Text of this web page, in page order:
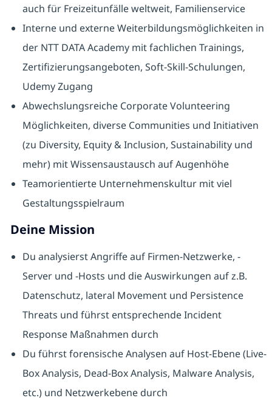
auch für Freizeitunfälle weltweit, Familienservice
Interne und externe Weiterbildungsmöglichkeiten in
der NTT DATA Academy mit fachlichen Trainings,
Zertifizierungsangeboten, Soft-Skill-Schulungen,
Udemy Zugang
Abwechslungsreiche Corporate Volunteering
Möglichkeiten, diverse Communities und Initiativen
(zu Diversity, Equity & Inclusion, Sustainability und
mehr) mit Wissensaustausch auf Augenhöhe
Teamorientierte Unternehmenskultur mit viel
Gestaltungsspielraum
Deine Mission
Du analysierst Angriffe auf Firmen-Netzwerke, -
Server und -Hosts und die Auswirkungen auf z.B.
Datenschutz, lateral Movement und Persistence
Threats und führst entsprechende Incident
Response Maßnahmen durch
Du führst forensische Analysen auf Host-Ebene (Live-
Box Analysis, Dead-Box Analysis, Malware Analysis,
etc.) und Netzwerkebene durch